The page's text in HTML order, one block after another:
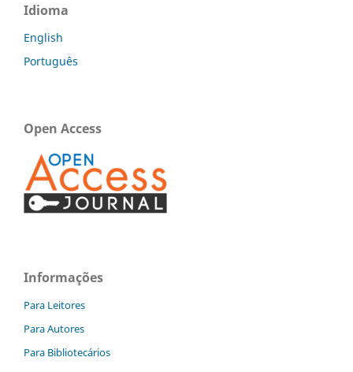
Idioma
English
Português
Open Access
Informações
Para Leitores
Para Autores
Para Bibliotecários